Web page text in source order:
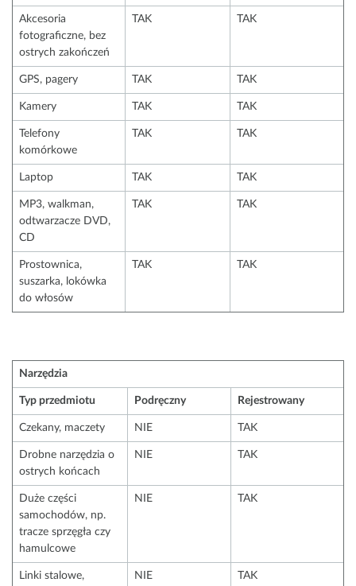
Akcesoria
fotograficzne, bez
ostrych zakończeń
TAK TAK
GPS, pagery TAK TAK
Kamery TAK TAK
Telefony
komórkowe
TAK TAK
Laptop TAK TAK
MP3, walkman,
odtwarzacze DVD,
CD
TAK TAK
Prostownica,
suszarka, lokówka
do włosów
TAK TAK
Narzędzia
Typ przedmiotu Podręczny Rejestrowany
Czekany, maczety NIE TAK
Drobne narzędzia o
ostrych końcach
NIE TAK
Duże części
samochodów, np.
tracze sprzęgła czy
hamulcowe
NIE TAK
Linki stalowe,
NIE TAK